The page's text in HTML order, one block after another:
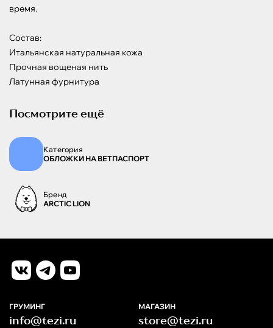
время.
Состав:
Итальянская натуральная кожа
Прочная вощеная нить
Латунная фурнитура
Посмотрите ещё
Категория
ОБЛОЖКИ НА ВЕТПАСПОРТ
Бренд
ARCTIC LION
ГРУМИНГ
info@tezi.ru
МАГАЗИН
store@tezi.ru